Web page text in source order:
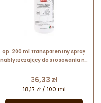
op. 200 ml Transparentny spray
nabłyszczający do stosowania na
cukierniczych - Gelatina Spray
23239 Modecor
Cena
36,33 zł
18,17 zł / 100 ml